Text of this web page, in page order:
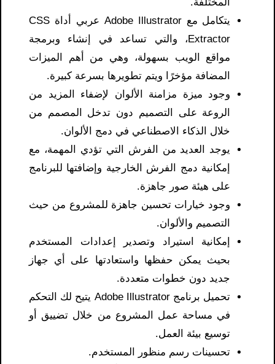
يتكامل مع Adobe Illustrator عربي أداة CSS
Extractor، والتي تساعد في إنشاء وبرمجة
مواقع الويب بسهولة، وهي من أهم الميزات
المضافة مؤخرًا ويتم تطويرها بسرعة كبيرة.
وجود ميزة مزامنة الألوان لإضفاء المزيد من
الروعة على التصميم دون تدخل المصمم من
خلال الذكاء الاصطناعي في دمج الألوان.
يوجد العديد من الفرش التي تؤدي المهمة، مع
إمكانية دمج الفرش الخارجية وإضافتها للبرنامج
على هيئة صور جاهزة.
وجود خيارات تحسين جاهزة للمشروع من حيث
التصميم والألوان.
إمكانية استيراد وتصدير إعدادات المستخدم
بحيث يمكن حفظها واستعادتها على أي جهاز
جديد دون خطوات متعددة.
تحميل برنامج Adobe Illustrator يتيح لك التحكم
في مساحة عمل المشروع من خلال تضييق أو
توسيع بيئة العمل.
تحسينات رسم منظور المستخدم.